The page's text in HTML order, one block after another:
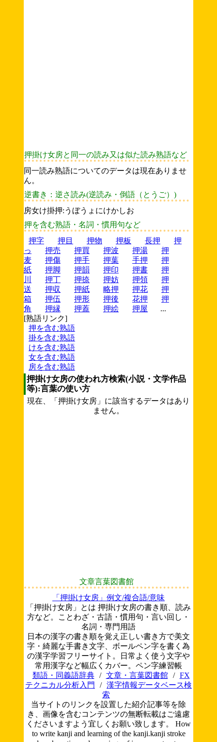
押掛け女房と同一の読み又は似た読み熟語など
同一読み熟語についてのデータは現在ありませ
ん。
逆書き：逆さ読み(逆読み・倒語（とうご）)
房女け掛押:うぼうょにけかしお
押を含む熟語・名詞・慣用句など
押字
押目 押物 押板 長押
押
っ
押売 押買 押波 押湯
押
麦
押傷 押手 押葉 手押
押
紙
押脚 押韻 押印 押書
押
川
押丁 押捺 押妨 押領
押
送
押収 押紙 略押 押花
押
箱
押伍 押形 押後 花押
押
角
押縁 押蓋 押絵 押屋
...
[熟語リンク]
押を含む熟語
掛を含む熟語
けを含む熟語
女を含む熟語
房を含む熟語
押掛け女房の使われ方検索(小説・文学作品
等):言葉の使い方
現在、「押掛け女房」に該当するデータはあり
ません。
文章言葉図書館
「押掛け女房」例文/複合語/意味
「押掛け女房」とは 押掛け女房の書き順、読み
方など。ことわざ・古語・慣用句・言い回し・
名詞・専門用語
日本の漢字の書き順を覚え正しい書き方で美文
字・綺麗な手書き文字、ボールペン字を書く為
の漢字学習フリーサイト。日常よく使う文字や
常用漢字など幅広くカバー。ペン字練習帳
類語・同義語辞典
/ 文章・言葉図書館 /
FX
テクニカル分析入門
/ 漢字情報データベース検
索
当サイトのリンクを設置した紹介記事等を除
き、画像を含むコンテンツの無断転載はご遠慮
くださいますよう宜しくお願い致します。 How
to write kanji and learning of the kanji.kanji stroke